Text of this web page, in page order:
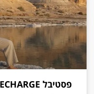
פסטיבל RECHARGE ים המלח